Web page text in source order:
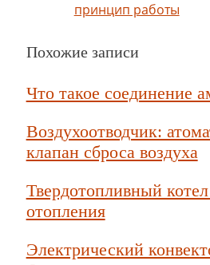
принцип работы
Похожие записи
Что такое соединение
Воздухоотводчик:
клапан сброса воздуха
Твердотопливный
отопления
Электрический